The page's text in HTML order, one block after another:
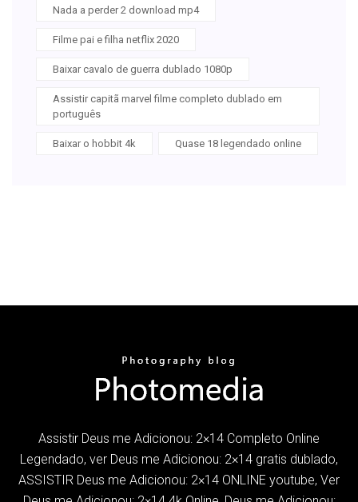
Nada a perder 2 download mp4
Filme pai e filha netflix 2020
Baixar cavalo de guerra dublado 1080p
Assistir capitã marvel filme completo dublado em
português
Baixar o hobbit 4k Quase 18 legendado online
Assistir Deus me Adicionou: 2×14 Completo Online
Legendado, ver Deus me Adicionou: 2×14 gratis dublado,
ASSISTIR Deus me Adicionou: 2×14 ONLINE youtube, Ver